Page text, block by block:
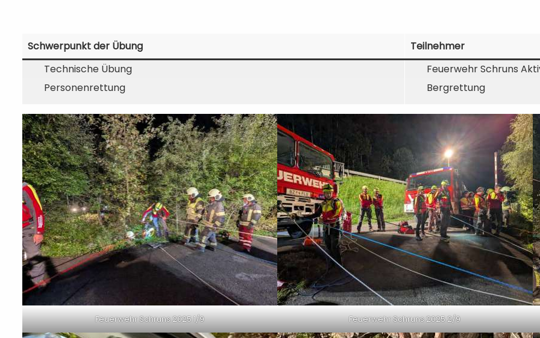
Schwerpunkt der Übung
Technische Übung
Personenrettung
Teilnehmer
Feuerwehr Schruns
Bergrettung
Feuerwehr Schruns 2025 1/9 Feuerwehr Schruns 2025 2/9